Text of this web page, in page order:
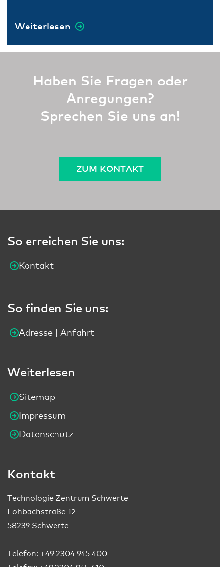
Weiterlesen
Haben Sie Fragen oder
Anregungen?
Sprechen Sie uns an!
ZUM KONTAKT
So erreichen Sie uns:
Kontakt
So finden Sie uns:
Adresse | Anfahrt
Weiterlesen
Sitemap
Impressum
Datenschutz
Kontakt
Technologie Zentrum Schwerte
Lohbachstraße 12
58239 Schwerte
Telefon: +49 2304 945 400